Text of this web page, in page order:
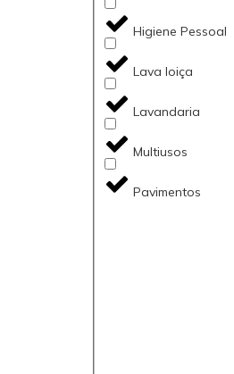
Higiene Pessoal
Lava loiça
Lavandaria
Multiusos
Pavimentos